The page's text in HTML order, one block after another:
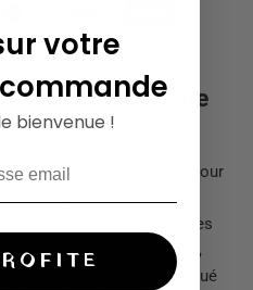
avec dessins de
, conçu spécialement pour
adorables de chiens. Sa
contre la pluie. Les
ludique et mignonne,
sous la pluie. Fabriqué
votre
bienvenue !